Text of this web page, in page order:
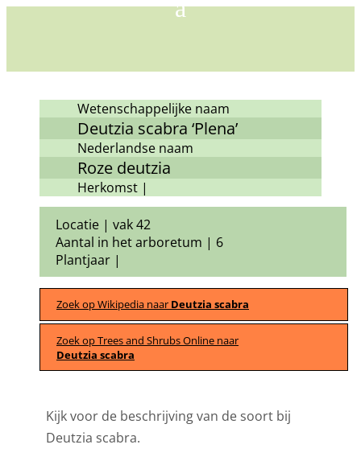
Wetenschappelijke naam
Deutzia scabra ‘Plena’
Nederlandse naam
Roze deutzia
Herkomst |
Locatie | vak 42
Aantal in het arboretum | 6
Plantjaar |
Zoek op Wikipedia naar Deutzia scabra
Zoek op Trees and Shrubs Online naar
Deutzia scabra
Kijk voor de beschrijving van de soort bij
Deutzia scabra.